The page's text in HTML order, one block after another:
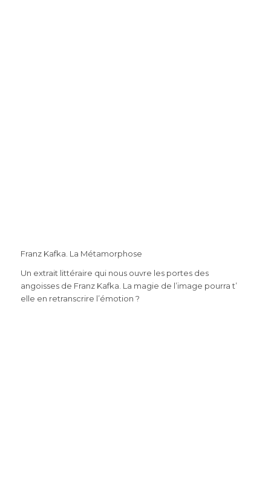
Franz Kafka. La Métamorphose
Un extrait littéraire qui nous ouvre les portes des
angoisses de Franz Kafka. La magie de l’image pourra t’
elle en retranscrire l’émotion ?